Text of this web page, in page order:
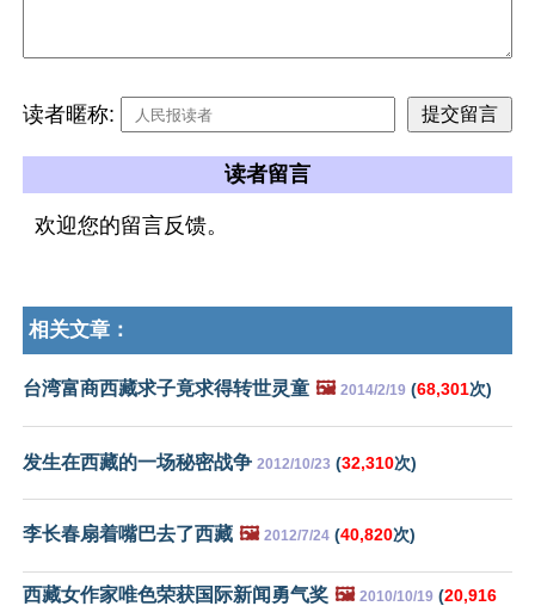
读者暱称:
读者留言
欢迎您的留言反馈。
相关文章：
台湾富商西藏求子竟求得转世灵童 🖼️ 2014/2/19 (68,301次)
发生在西藏的一场秘密战争 2012/10/23 (32,310次)
李长春扇着嘴巴去了西藏 🖼️ 2012/7/24 (40,820次)
西藏女作家唯色荣获国际新闻勇气奖 🖼️ 2010/10/19 (20,916